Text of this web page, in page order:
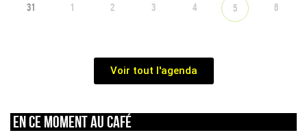
31 1 2 3 4 5 6
Voir tout l'agenda
En ce moment au café